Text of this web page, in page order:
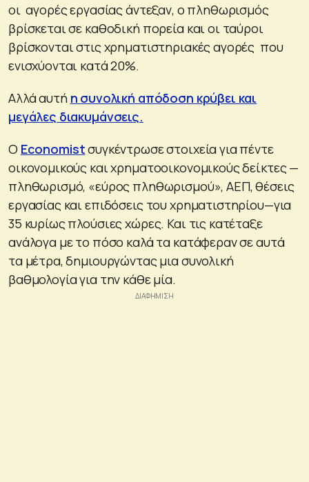
οι αγορές εργασίας άντεξαν, ο πληθωρισμός
βρίσκεται σε καθοδική πορεία και οι ταύροι
βρίσκονται στις χρηματιστηριακές αγορές που
ενισχύονται κατά 20%.
Αλλά αυτή η συνολική απόδοση κρύβει και
μεγάλες διακυμάνσεις.
Ο Economistσυγκέντρωσε στοιχεία για πέντε
οικονομικούς και χρηματοοικονομικούς δείκτες —
πληθωρισμό, «εύρος πληθωρισμού», ΑΕΠ, θέσεις
εργασίας και επιδόσεις του χρηματιστηρίου—για
35 κυρίως πλούσιες χώρες. Και τις κατέταξε
ανάλογα με το πόσο καλά τα κατάφεραν σε αυτά
τα μέτρα, δημιουργώντας μια συνολική
βαθμολογία για την κάθε μία.